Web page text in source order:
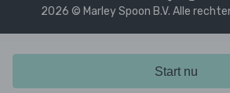
Start nu
2026 © Marley Spoon B.V. Alle